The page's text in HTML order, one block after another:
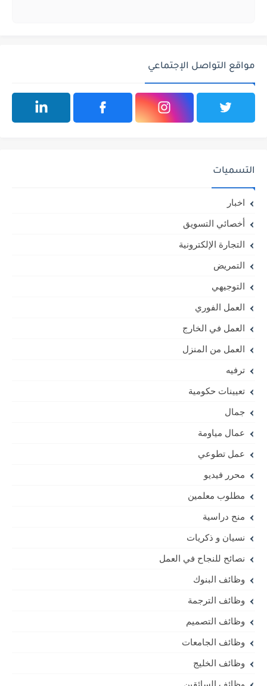
مواقع التواصل الإجتماعي
التسميات
اخبار
أخصائي التسويق
التجارة الإلكترونية
التمريض
التوجيهي
العمل الفوري
العمل في الخارج
العمل من المنزل
ترفيه
تعيينات حكومية
جمال
عمال مياومة
عمل تطوعي
محرر فيديو
مطلوب معلمين
منح دراسية
نسيان و ذكريات
نصائح للنجاح في العمل
وظائف البنوك
وظائف الترجمة
وظائف التصميم
وظائف الجامعات
وظائف الخليج
وظائف السائقين